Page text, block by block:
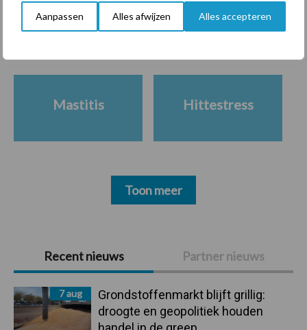
Aanpassen Alles afwijzen Alles accepteren
Primaire
Sidebar
Recent nieuws Partner nieuws
7 aug
Grondstoffenmarkt blijft grillig:
droogte en geopolitiek houden
Diergezondheid Bemesting Fokkerij
Mastitis Hittestress
Toon meer